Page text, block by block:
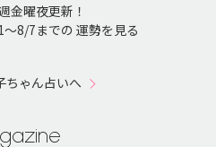
金曜夜更新！
8/7までの 運勢を見る
ちゃん占いへ